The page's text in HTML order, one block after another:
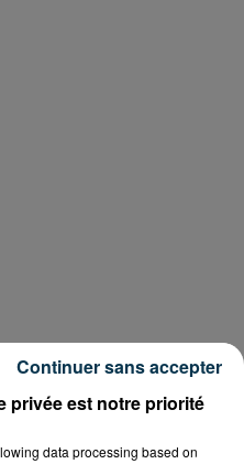
privée est notre priorité
data processing based on
Continuer sans accepter